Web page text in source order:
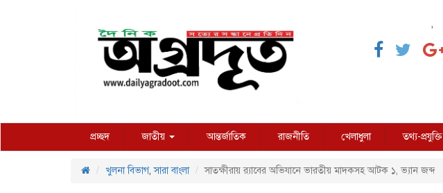
,
প্রচ্ছদ জাতীয় আন্তর্জাতিক রাজনীতি খেলাধুলা তথ্য-প্রযুক্তি
খুলনা বিভাগ,সারা বাংলা সাতক্ষীরায় র‍্যাবের অভিযানে ভারতীয় মাদকসহ আটক ১, ভ্যান জব্দ